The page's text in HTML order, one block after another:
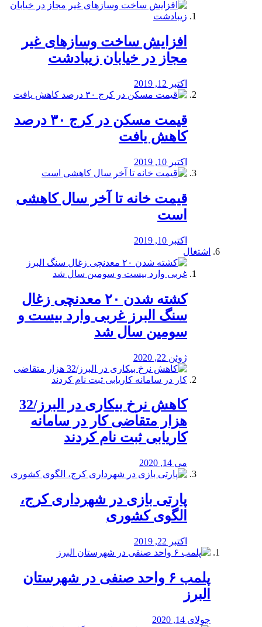
افزایش ساخت وسازهای غیر
مجاز در خیابان زیبادشت
اکتبر 12, 2019
️قیمت مسکن در کرج ۳۰ درصد
کاهش یافت
اکتبر 10, 2019
قیمت خانه تا آخر سال کاهشی
است
اکتبر 10, 2019
اشتغال
کشته شدن ۲۰ معدنچی زغال
سنگ البرز غربی وارد بیست و
سومین سال شد
ژوئن 22, 2020
کاهش نرخ بیکاری در البرز/32
هزار متقاضی کار در سامانه
کاریابی ثبت نام کردند
می 14, 2020
پارتی بازی در شهرداری کرج،
الگوی کشوری
اکتبر 22, 2019
پلمب ۶ واحد صنفی در شهرستان
البرز
جولای 14, 2020